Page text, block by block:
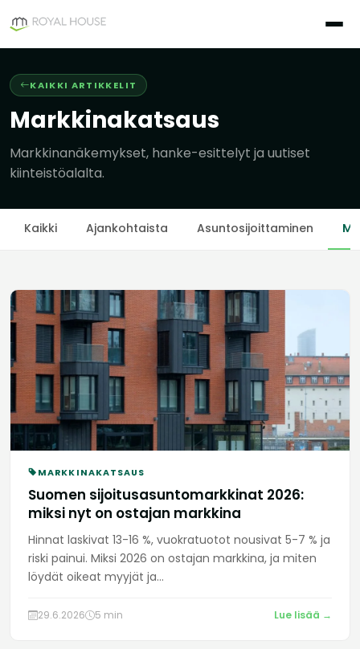
sisältöön
KAIKKI ARTIKKELIT
Markkinakatsaus
Markkinanäkemykset, hanke-esittelyt ja uutiset
kiinteistöalalta.
Kaikki Ajankohtaista Asuntosijoittaminen
MARKKINAKATSAUS
Suomen sijoitusasuntomarkkinat 2026:
miksi nyt on ostajan markkina
Hinnat laskivat 13-16 %, vuokratuotot nousivat 5-7 % ja
riski painui. Miksi 2026 on ostajan markkina, ja miten
löydät oikeat myyjät ja...
29.6.2026 5 min Lue lisää →